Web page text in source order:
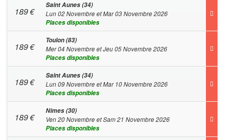
189€
Saint Aunes (34)
Lun 02 Novembre et Mar 03 Novembre 2026
Places disponibles
189€
Toulon (83)
Mer 04 Novembre et Jeu 05 Novembre 2026
Places disponibles
189€
Saint Aunes (34)
Lun 09 Novembre et Mar 10 Novembre 2026
Places disponibles
189€
Nimes (30)
Ven 20 Novembre et Sam 21 Novembre 2026
Places disponibles